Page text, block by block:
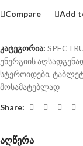
Compare Add
კატეგორია:
ენერგიის
სტეროიდები,
მოსამატებლად
Share:
აღწერა